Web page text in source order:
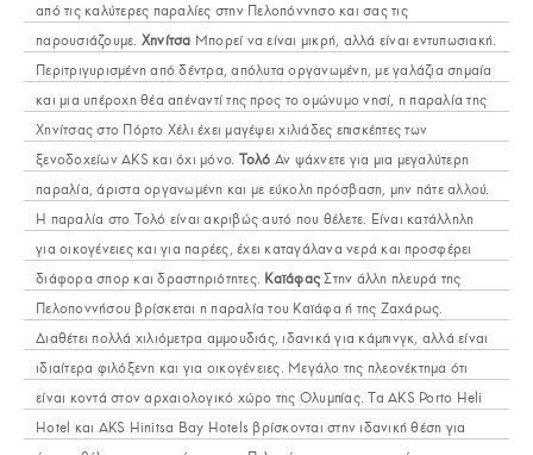
από τις καλύτερες παραλίες στην Πελοπόννησο και σας τις
παρουσιάζουμε. Χηνίτσα Μπορεί να είναι μικρή, αλλά είναι εντυπωσιακή.
Περιτριγυρισμένη από δέντρα, απόλυτα οργανωμένη, με γαλάζια σημαία
και μια υπέροχη θέα απέναντί της προς το ομώνυμο νησί, η παραλία της
Χηνίτσας στο Πόρτο Χέλι έχει μαγέψει χιλιάδες επισκέπτες των
ξενοδοχείων AKS και όχι μόνο. Τολό Αν ψάχνετε για μια μεγαλύτερη
παραλία, άριστα οργανωμένη και με εύκολη πρόσβαση, μην πάτε αλλού.
Η παραλία στο Τολό είναι ακριβώς αυτό που θέλετε. Είναι κατάλληλη
για οικογένειες και για παρέες, έχει καταγάλανα νερά και προσφέρει
διάφορα σπορ και δραστηριότητες. ΚαϊάφαςΣτην άλλη πλευρά της
Πελοποννήσου βρίσκεται η παραλία του Καϊάφα ή της Ζαχάρως.
Διαθέτει πολλά χιλιόμετρα αμμουδιάς, ιδανικά για κάμπινγκ, αλλά είναι
ιδιαίτερα φιλόξενη και για οικογένειες. Μεγάλο της πλεονέκτημα ότι
είναι κοντά στον αρχαιολογικό χώρο της Ολυμπίας. Τα AKS Porto Heli
Hotel και AKS Hinitsa Bay Hotels βρίσκονται στην ιδανική θέση για